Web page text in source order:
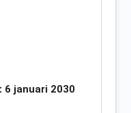
januari 2030